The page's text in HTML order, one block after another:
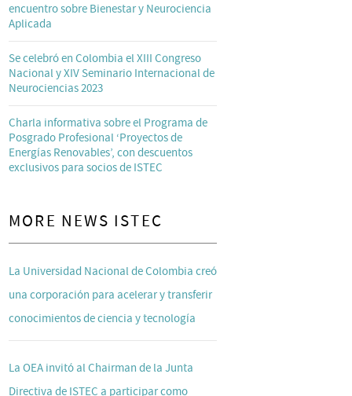
encuentro sobre Bienestar y Neurociencia
Aplicada
Se celebró en Colombia el XIII Congreso
Nacional y XIV Seminario Internacional de
Neurociencias 2023
Charla informativa sobre el Programa de
Posgrado Profesional ‘Proyectos de
Energías Renovables’, con descuentos
exclusivos para socios de ISTEC
MORE NEWS ISTEC
La Universidad Nacional de Colombia creó
una corporación para acelerar y transferir
conocimientos de ciencia y tecnología
La OEA invitó al Chairman de la Junta
Directiva de ISTEC a participar como